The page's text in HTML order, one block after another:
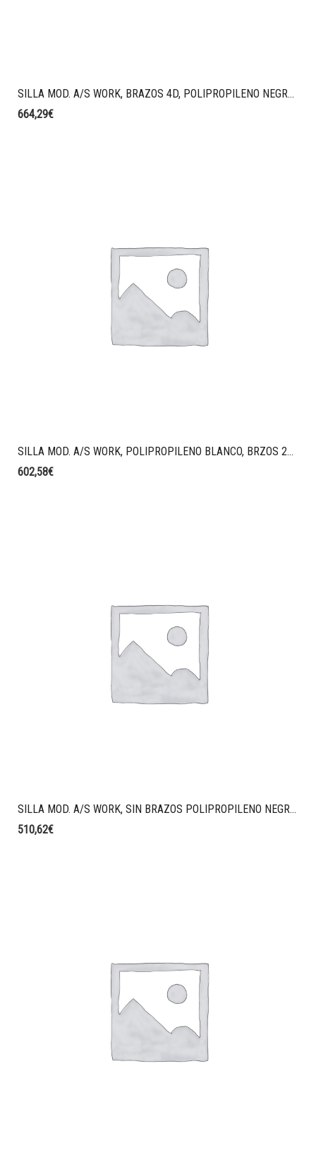
SILLA MOD. A/S WORK, BRAZOS 4D, POLIPROPILENO NEGRO, SINCRO CON BLOQUEO, MALLA TALE CON CABEZAL REGULABLE COLOR NEGRO, TAPIZADO ERA COLOR AZUL OSCURO.
664,29€
SILLA MOD. A/S WORK, POLIPROPILENO BLANCO, BRZOS 2D, CABEZAL REGULABLE, RESPALDO Y ASIENTO TAPIZADO M58 VERDE CLARO.
602,58€
SILLA MOD. A/S WORK, SIN BRAZOS POLIPROPILENO NEGRO, SINCRO CON BLOQUEO, MALLA TALE COLOR NEGRO, TAPIZADO ERA COLOR AZUL OSCURO.
510,62€